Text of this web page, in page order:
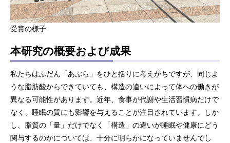
受賞の様子
本研究の概要および成果
私たちはふだん「あぶら」をひと括りに考えがちですが、同じよ
うな脂肪酸からできていても、構造の違いによって体への働きが
異なる可能性があります。近年、食事が代謝や生活習慣病だけで
なく、睡眠の質にも影響を与えることが注目されています。しか
し、脂質の「量」だけでなく「構造」の違いが睡眠や健康にどう
関与するのかについては、十分に明らかになっていませんでし